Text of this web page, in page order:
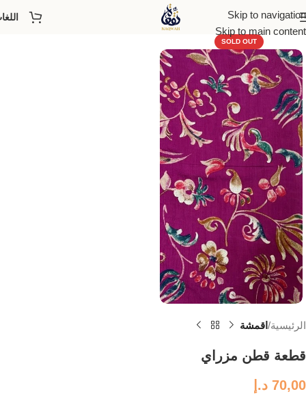
Skip to navigation
Skip to main content
SOLD OUT
الرئيسية اقمشة
قطعة قطن مزراي
70,00 د.إ